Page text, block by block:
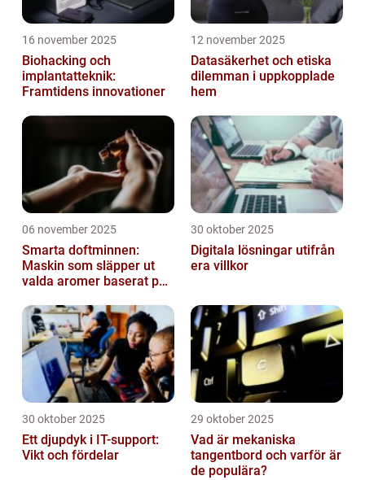
16 november 2025
Biohacking och
implantatteknik:
Framtidens innovationer
12 november 2025
Datasäkerhet och etiska
dilemman i uppkopplade
hem
06 november 2025
Smarta doftminnen:
Maskin som släpper ut
valda aromer baserat på
30 oktober 2025
Digitala lösningar utifrån
era villkor
30 oktober 2025
Ett djupdyk i IT-support:
Vikt och fördelar
29 oktober 2025
Vad är mekaniska
tangentbord och varför är
de populära?